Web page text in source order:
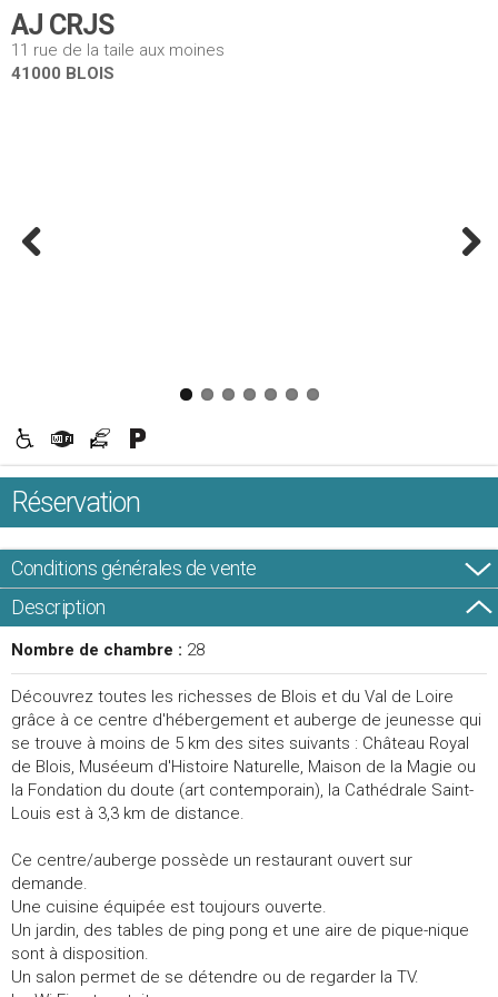
AJ CRJS
11 rue de la taile aux moines
41000 BLOIS
Réservation
Conditions générales de vente
Description
Nombre de chambre : 28
Découvrez toutes les richesses de Blois et du Val de Loire
grâce à ce centre d'hébergement et auberge de jeunesse qui
se trouve à moins de 5 km des sites suivants : Château Royal
de Blois, Muséeum d'Histoire Naturelle, Maison de la Magie ou
la Fondation du doute (art contemporain), la Cathédrale Saint-
Louis est à 3,3 km de distance.
Ce centre/auberge possède un restaurant ouvert sur
demande.
Une cuisine équipée est toujours ouverte.
Un jardin, des tables de ping pong et une aire de pique-nique
sont à disposition.
Un salon permet de se détendre ou de regarder la TV.